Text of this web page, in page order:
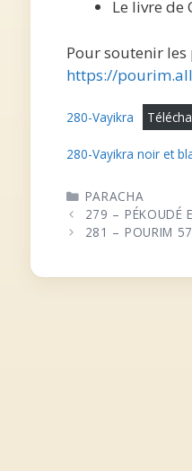
Le livre de
Pour soutenir les
https://
280-Vayikra
280-Vayikra noir et
CATÉGORIES
PARACHA
279 – PÉKOUDÉ
281 – POURIM